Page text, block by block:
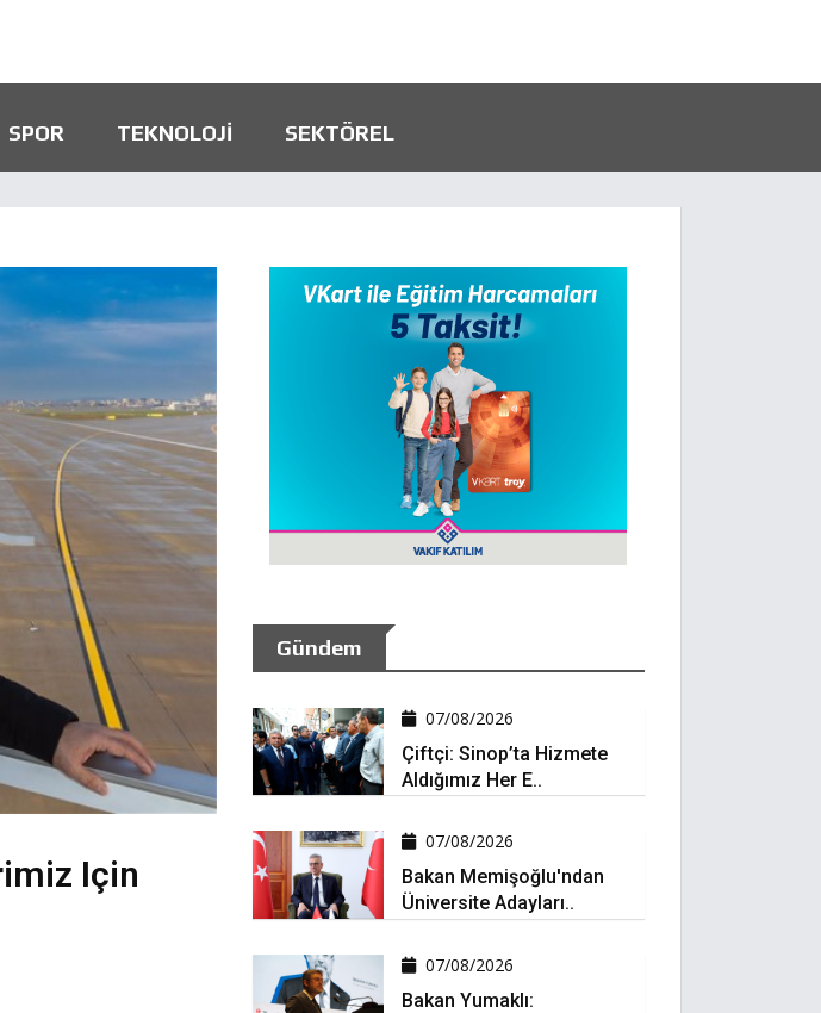
SPOR TEKNOLOJI SEKTÖREL
Için
Gündem
07/08/2026
Çiftçi: Sinop’ta Hizmete
Aldığımız Her E..
07/08/2026
Bakan Memişoğlu'ndan
Üniversite Adayları..
07/08/2026
Bakan Yumaklı: